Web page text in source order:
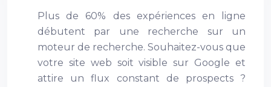
Plus de 60% des expériences en ligne
débutent par une recherche sur un
moteur de recherche. Souhaitez-vous que
votre site web soit visible sur Google et
attire un flux constant de prospects ?